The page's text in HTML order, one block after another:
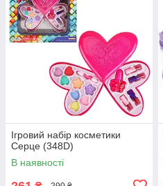
Ігровий набір косметики
Серце (348D)
В наявності